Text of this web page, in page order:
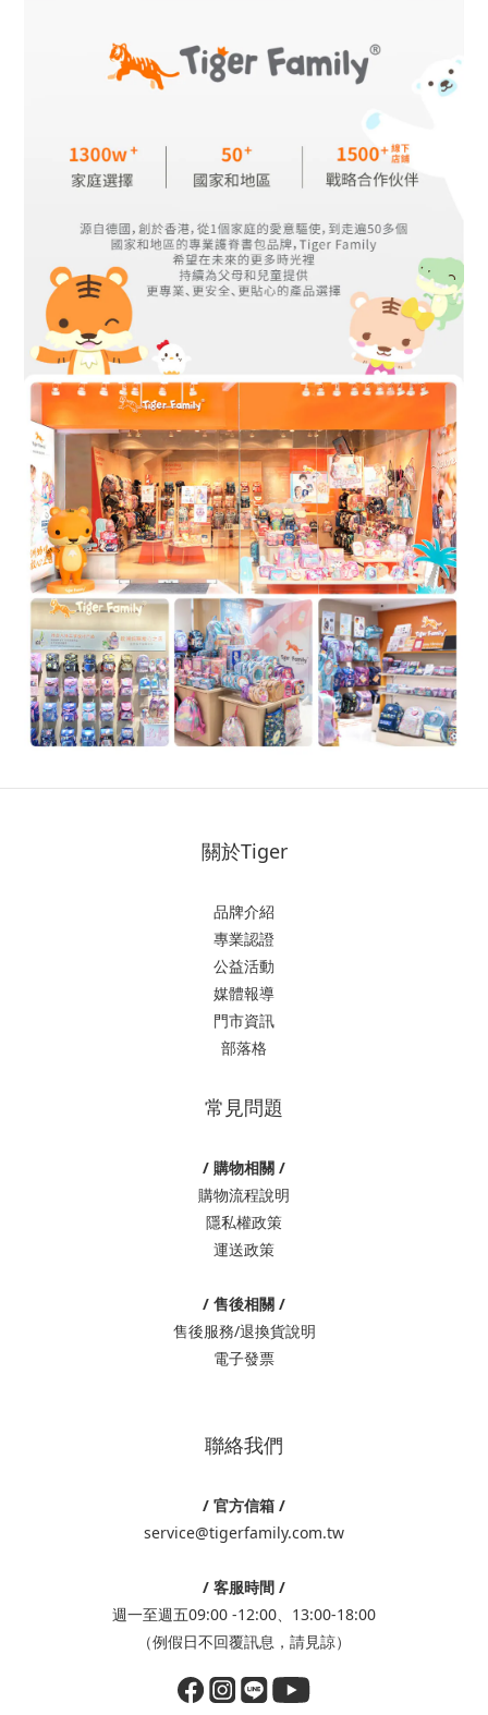
關於Tiger
品牌介紹
專業認證
公益活動
媒體報導
門市資訊
部落格
常見問題
/ 購物相關 /
購物流程說明
隱私權政策
運送政策
/ 售後相關 /
售後服務/退換貨說明
電子發票
聯絡我們
/ 官方信箱 /
service@tigerfamily.com.tw
/ 客服時間 /
週一至週五09:00 -12:00、13:00-18:00
（例假日不回覆訊息，請見諒）